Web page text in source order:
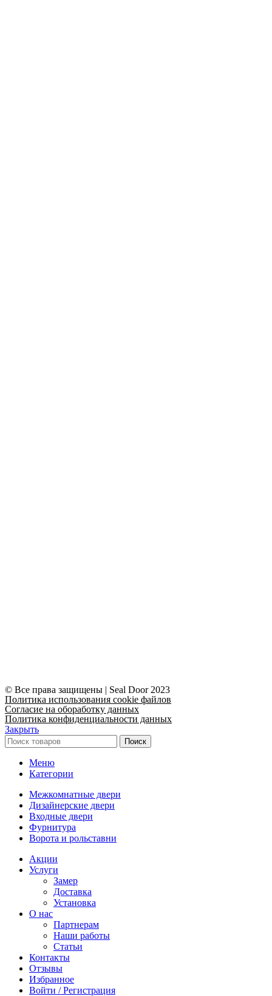
© Все права защищены | Seal Door 2023
Политика использования cookie файлов
Согласие на обоработку данных
Политика конфиденциальности данных
Закрыть
Поиск
Меню
Категории
Межкомнатные двери
Дизайнерские двери
Входные двери
Фурнитура
Ворота и рольставни
Акции
Услуги
Замер
Доставка
Установка
О нас
Партнерам
Наши работы
Статьи
Контакты
Отзывы
Избранное
Войти / Регистрация